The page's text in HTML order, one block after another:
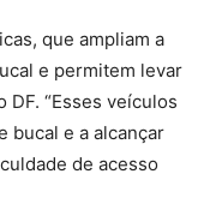
que ampliam a
e permitem levar
“Esses veículos
bucal e a alcançar
de acesso